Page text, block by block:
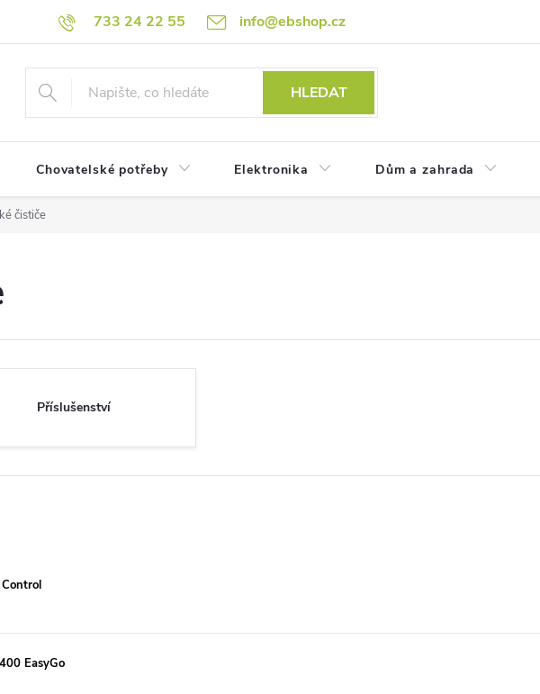
733 24 22 55 info@ebshop.cz
HLEDAT
Chovatelské potřeby Elektronika Dům a zahrada
čističe
Příslušenství
EasyGo